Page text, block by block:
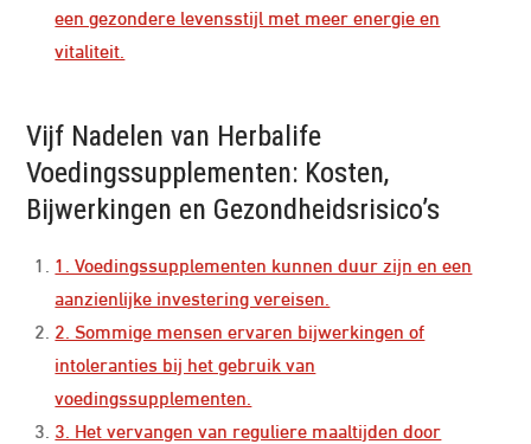
een gezondere levensstijl met meer energie en
vitaliteit.
Vijf Nadelen van Herbalife
Voedingssupplementen: Kosten,
Bijwerkingen en Gezondheidsrisico’s
1. Voedingssupplementen kunnen duur zijn en een
aanzienlijke investering vereisen.
2. Sommige mensen ervaren bijwerkingen of
intoleranties bij het gebruik van
voedingssupplementen.
3. Het vervangen van reguliere maaltijden door